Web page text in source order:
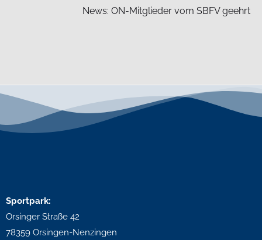
News: ON-Mitglieder vom SBFV geehrt
Sportpark:
Orsinger Straße 42
78359 Orsingen-Nenzingen